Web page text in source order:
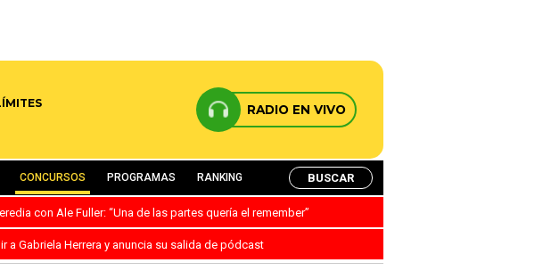
RADIO EN VIVO
CONCURSOS PROGRAMAS RANKING BUSCAR
con Ale Fuller: “Una de las partes quería el remember”
a Gabriela Herrera y anuncia su salida de pódcast